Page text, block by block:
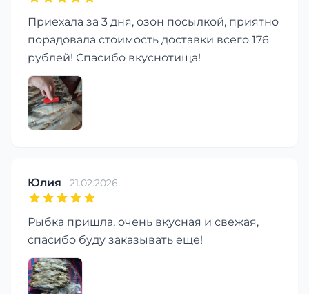
Приехала за 3 дня, озон посылкой, приятно
порадовала стоимость доставки всего 176
рублей! Спасибо вкуснотища!
Юлия 21.02.2026
Рыбка пришла, очень вкусная и свежая,
спасибо буду заказывать еще!